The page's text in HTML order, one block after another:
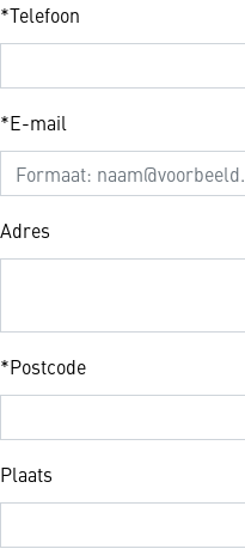
*Telefoon
*E-mail
Adres
*Postcode
Plaats